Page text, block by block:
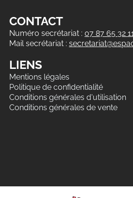
CONTACT
Numéro secrétariat : 07 87 65 32 11
Mail secrétariat :
LIENS
Mentions légales
Politique de confidentialité
Conditions générales d'utilisation
Conditions générales de vente